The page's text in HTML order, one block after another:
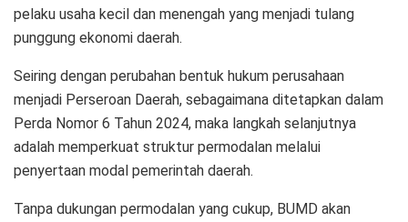
pelaku usaha kecil dan menengah yang menjadi tulang
punggung ekonomi daerah.
Seiring dengan perubahan bentuk hukum perusahaan
menjadi Perseroan Daerah, sebagaimana ditetapkan dalam
Perda Nomor 6 Tahun 2024, maka langkah selanjutnya
adalah memperkuat struktur permodalan melalui
penyertaan modal pemerintah daerah.
Tanpa dukungan permodalan yang cukup, BUMD akan